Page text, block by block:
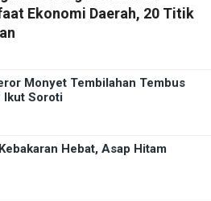
Ekonomi Daerah, 20 Titik
Monyet Tembilahan Tembus
Ikut Soroti
Hebat, Asap Hitam